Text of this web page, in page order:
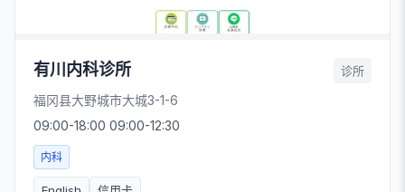
有川内科诊所 诊所
福冈县大野城市大城3-1-6
09:00-18:00 09:00-12:30
内科